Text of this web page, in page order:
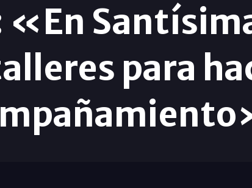
«En
para